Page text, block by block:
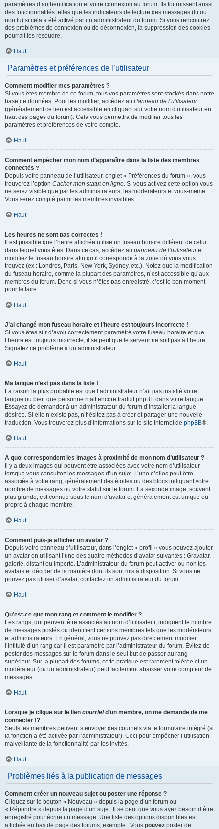
paramètres d’authentification et votre connexion au forum. Ils fournissent aussi
des fonctionnalités telles que les indicateurs de lecture des messages (lu ou
non lu) si cela a été activé par un administrateur du forum. Si vous rencontrez
des problèmes de connexion ou de déconnexion, la suppression des cookies
pourrait les résoudre.
Haut
Paramètres et préférences de l’utilisateur
Comment modifier mes paramètres ?
Si vous êtes membre de ce forum, tous vos paramètres sont stockés dans notre
base de données. Pour les modifier, accédez au Panneau de l’utilisateur
(généralement ce lien est accessible en cliquant sur votre nom d’utilisateur en
haut des pages du forum). Cela vous permettra de modifier tous les
paramètres et préférences de votre compte.
Haut
Comment empêcher mon nom d’apparaître dans la liste des membres
connectés ?
Depuis votre panneau de l’utilisateur, onglet « Préférences du forum », vous
trouverez l’option Cacher mon statut en ligne. Si vous activez cette option vous
ne serez visible que par les administrateurs, les modérateurs et vous-même.
Vous serez compté parmi les membres invisibles.
Haut
Les heures ne sont pas correctes !
Il est possible que l’heure affichée utilise un fuseau horaire différent de celui
dans lequel vous êtes. Dans ce cas, accédez au panneau de l’utilisateuret
modifiez le fuseau horaire afin qu’il corresponde à la zone où vous vous
trouvez (ex : Londres, Paris, New York, Sydney, etc.). Notez que la modification
du fuseau horaire, comme la plupart des paramètres, n’est accessible qu’aux
membres du forum. Donc si vous n’êtes pas enregistré, c’est le bon moment
pour le faire.
Haut
J’ai changé mon fuseau horaire et l’heure est toujours incorrecte !
Si vous êtes sûr d’avoir correctement paramétré votre fuseau horaire et que
l’heure est toujours incorrecte, il se peut que le serveur ne soit pas à l’heure.
Signalez ce problème à un administrateur.
Haut
Ma langue n’est pas dans la liste !
La raison la plus probable est que l’administrateur n’ait pas installé votre
langue ou bien que personne n’ait encore traduit phpBB dans votre langue.
Essayez de demander à un administrateur du forum d’installer la langue
désirée. Si elle n’existe pas, n’hésitez pas à créer et partager une nouvelle
traduction. Vous trouverez plus d’informations sur le site Internet de phpBB®.
Haut
A quoi correspondent les images à proximité de mon nom d’utilisateur ?
Il y a deux images qui peuvent être associées avec votre nom d’utilisateur
lorsque vous consultez les messages d’un sujet. L’une d’elles peut être
associée à votre rang, généralement des étoiles ou des blocs indiquant votre
nombre de messages ou votre statut sur le forum. La seconde image, souvent
plus grande, est connue sous le nom d’avatar et généralement est unique ou
propre à chaque membre.
Haut
Comment puis-je afficher un avatar ?
Depuis votre panneau d’utilisateur, dans l’onglet « profil » vous pouvez ajouter
un avatar en utilisant l’une des quatre méthodes d’avatar suivantes : Gravatar,
galerie, distant ou importé. L’administrateur du forum peut activer ou non les
avatars et décider de la manière dont ils sont mis à disposition. Si vous ne
pouvez pas utiliser d’avatar, contactez un administrateur du forum.
Haut
Qu’est-ce que mon rang et comment le modifier ?
Les rangs, qui peuvent être associés au nom d’utilisateur, indiquent le nombre
de messages postés ou identifient certains membres tels que les modérateurs
et administrateurs. En général, vous ne pouvez pas directement modifier
l’intitulé d’un rang car il est paramétré par l’administrateur du forum. Évitez de
poster des messages sur le forum dans le seul but de passer au rang
supérieur. Sur la plupart des forums, cette pratique est rarement tolérée et un
modérateur (ou un administrateur) peut facilement abaisser votre compteur de
messages.
Haut
Lorsque je clique sur le lien courrield’un membre, on me demande de me
connecter !?
Seuls les membres peuvent s’envoyer des courriels via le formulaire intégré (si
la fonction a été activée par l’administrateur). Ceci pour empêcher l’utilisation
malveillante de la fonctionnalité par les invités.
Haut
Problèmes liés à la publication de messages
Comment créer un nouveau sujet ou poster une réponse ?
Cliquez sur le bouton « Nouveau » depuis la page d’un forum ou
« Répondre » depuis la page d’un sujet. Il se peut que vous ayez besoin d’être
enregistré pour écrire un message. Une liste des options disponibles est
affichée en bas de page des forums, exemple : Vous pouvez poster de